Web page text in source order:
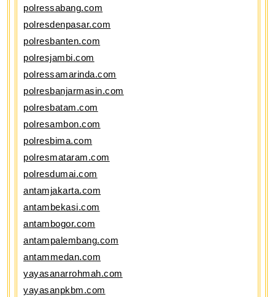
polressabang.com
polresdenpasar.com
polresbanten.com
polresjambi.com
polressamarinda.com
polresbanjarmasin.com
polresbatam.com
polresambon.com
polresbima.com
polresmataram.com
polresdumai.com
antamjakarta.com
antambekasi.com
antambogor.com
antampalembang.com
antammedan.com
yayasanarrohmah.com
yayasanpkbm.com